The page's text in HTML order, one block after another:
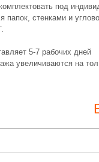
под
папок, стенками и
5-7 рабочих дней
увеличиваются на